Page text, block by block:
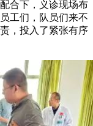
合下，义诊现场布
工们，队员们来不
，投入了紧张有序